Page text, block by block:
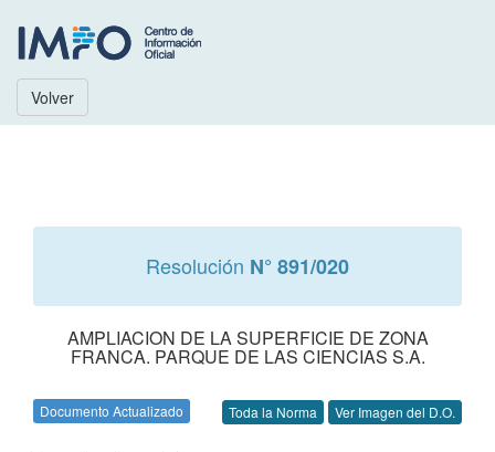
Volver
Resolución N° 891/020
AMPLIACION DE LA SUPERFICIE DE ZONA
FRANCA. PARQUE DE LAS CIENCIAS S.A.
Documento Actualizado Toda la Norma Ver Imagen del D.O.